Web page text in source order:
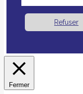
Refuser
Fermer